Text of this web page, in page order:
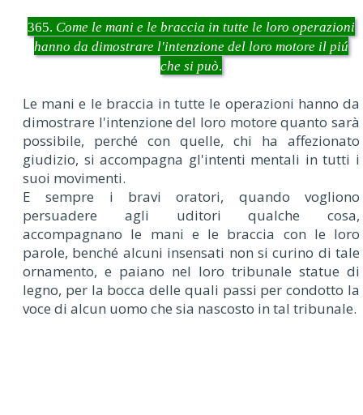
365. Come le mani e le braccia in tutte le loro operazioni
hanno da dimostrare l'intenzione del loro motore il piú
che si può.
Le mani e le braccia in tutte le operazioni hanno da
dimostrare l'intenzione del loro motore quanto sarà
possibile, perché con quelle, chi ha affezionato
giudizio, si accompagna gl'intenti mentali in tutti i
suoi movimenti.
E sempre i bravi oratori, quando vogliono
persuadere agli uditori qualche cosa,
accompagnano le mani e le braccia con le loro
parole, benché alcuni insensati non si curino di tale
ornamento, e paiano nel loro tribunale statue di
legno, per la bocca delle quali passi per condotto la
voce di alcun uomo che sia nascosto in tal tribunale.